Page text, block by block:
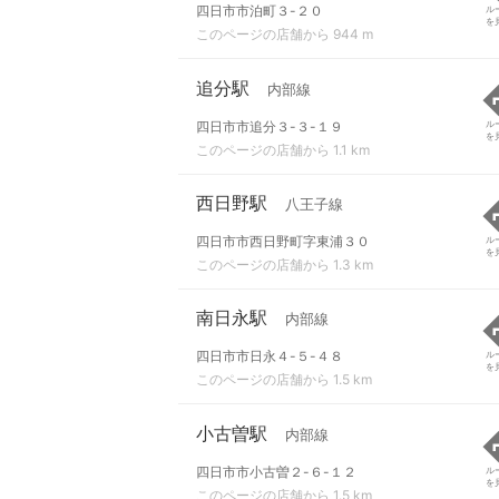
四日市市泊町３-２０
このページの店舗から 944 m
ル
を
追分駅 内部線
四日市市追分３-３-１９
このページの店舗から 1.1 km
ル
を
西日野駅 八王子線
四日市市西日野町字東浦３０
このページの店舗から 1.3 km
ル
を
南日永駅 内部線
四日市市日永４-５-４８
このページの店舗から 1.5 km
ル
を
小古曽駅 内部線
四日市市小古曽２-６-１２
このページの店舗から 1.5 km
ル
を